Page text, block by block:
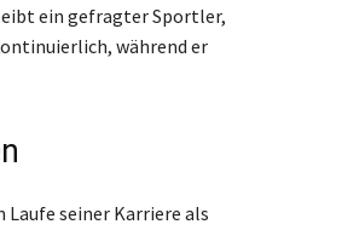
ein gefragter Sportler,
während er
seiner Karriere als